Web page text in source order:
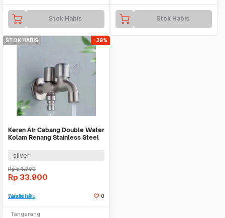
Stok Habis Stok Habis
STOK HABIS -39%
Keran Air Cabang Double Water
Kolam Renang Stainless Steel
silver
Rp54.900
Rp 33.900
Tambah ke Watchlist 0
Tangerang